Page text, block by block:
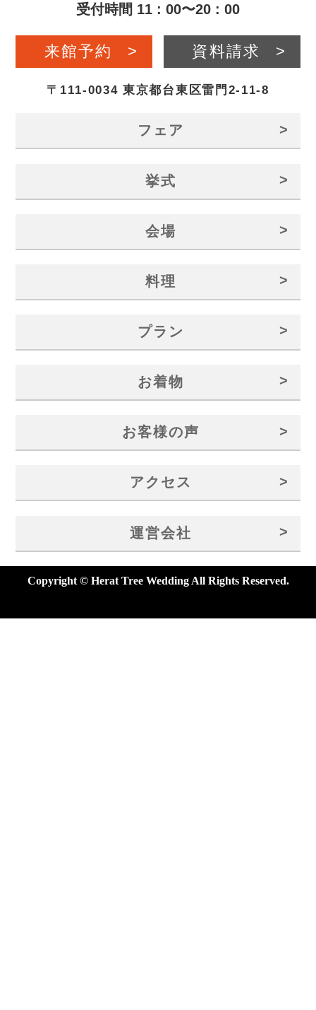
受付時間 11 : 00〜20 : 00
来館予約 > 資料請求 >
〒111-0034 東京都台東区雷門2-11-8
フェア >
挙式 >
会場 >
料理 >
プラン >
お着物 >
お客様の声 >
アクセス >
運営会社 >
Copyright © Herat Tree Wedding All Rights Reserved.